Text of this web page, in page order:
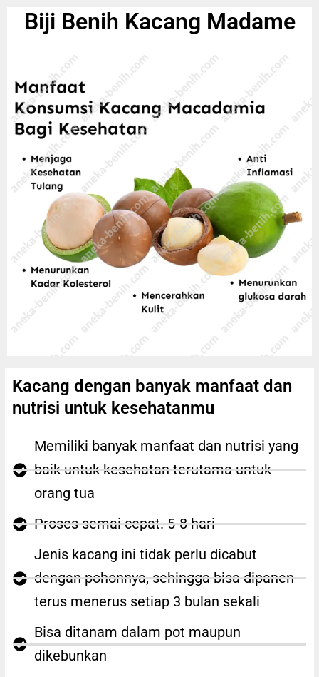
Biji Benih Kacang Madame
Kacang dengan banyak manfaat dan
nutrisi untuk kesehatanmu
Memiliki banyak manfaat dan nutrisi yang
baik untuk kesehatan terutama untuk
orang tua
Proses semai cepat. 5-8 hari
Jenis kacang ini tidak perlu dicabut
dengan pohonnya, sehingga bisa dipanen
terus menerus setiap 3 bulan sekali
Bisa ditanam dalam pot maupun
dikebunkan